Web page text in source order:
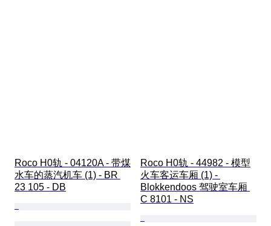
Roco H0轨 - 04120A - 带煤
水车的蒸汽机车 (1) - BR
23 105 - DB
Roco H0轨 - 44982 - 模型
火车客运车厢 (1) -
Blokkendoos 驾驶室车厢
C 8101 - NS